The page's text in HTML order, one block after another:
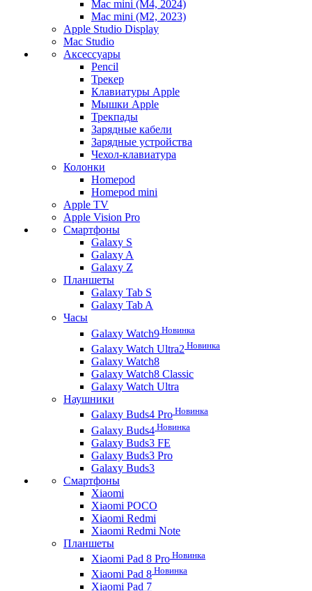
Mac mini (M4, 2024)
Mac mini (M2, 2023)
Apple Studio Display
Mac Studio
Аксессуары
Pencil
Трекер
Клавиатуры Apple
Мышки Apple
Трекпады
Зарядные кабели
Зарядные устройства
Чехол-клавиатура
Колонки
Homepod
Homepod mini
Apple TV
Apple Vision Pro
Смартфоны
Galaxy S
Galaxy A
Galaxy Z
Планшеты
Galaxy Tab S
Galaxy Tab A
Часы
Galaxy Watch9 Новинка
Galaxy Watch Ultra2 Новинка
Galaxy Watch8
Galaxy Watch8 Classic
Galaxy Watch Ultra
Наушники
Galaxy Buds4 Pro Новинка
Galaxy Buds4 Новинка
Galaxy Buds3 FE
Galaxy Buds3 Pro
Galaxy Buds3
Смартфоны
Xiaomi
Xiaomi POCO
Xiaomi Redmi
Xiaomi Redmi Note
Планшеты
Xiaomi Pad 8 Pro Новинка
Xiaomi Pad 8 Новинка
Xiaomi Pad 7